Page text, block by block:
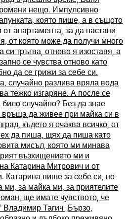
нещо. Импулсивно
която пише, а в същото
апартамента, за да настани
от която може да получи много
тръгва, отново я изоставя, а
се чувства отново като
да се грижи за себе си.
случайно разлива вряла вода
тежко изгаряне. А после се
случайно? Без да знае
връща да живее при майка си в
където я очаква всичко, от
да пиша, щях да пиша като
мисъл, която ми минава
възхищението ми и
Катарина Митрович и от
Катарина пише за себе си, но
ми, за майка ми, за приятелите
ще имате чувството, че
Владимир Тагич „Бързо,